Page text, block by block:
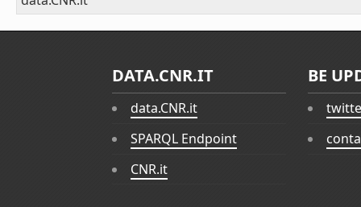
DATA.CNR.IT
data.CNR.it
SPARQL Endpoint
CNR.it
BE